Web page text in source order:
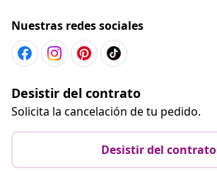
Nuestras redes sociales
Desistir del contrato
Solicita la cancelación de tu pedido.
Desistir del contrato